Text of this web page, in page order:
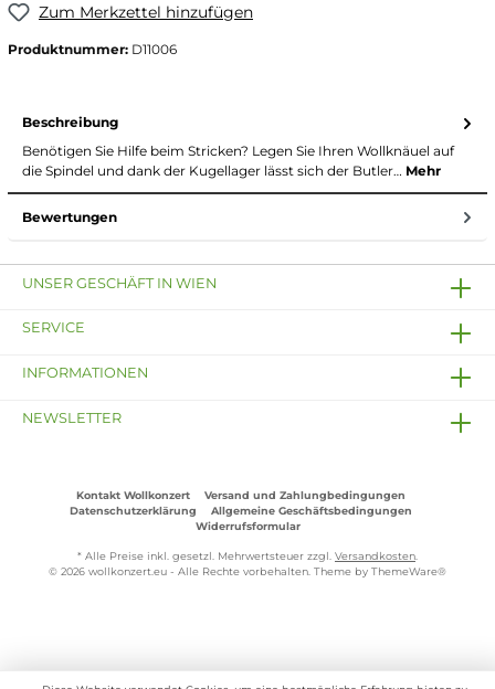
Zum Merkzettel hinzufügen
Produktnummer: D11006
Beschreibung
Benötigen Sie Hilfe beim Stricken? Legen Sie Ihren Wollknäuel auf
die Spindel und dank der Kugellager lässt sich der Butler… Mehr
Bewertungen
UNSER GESCHÄFT IN WIEN
SERVICE
INFORMATIONEN
NEWSLETTER
Kontakt Wollkonzert
Versand und Zahlungbedingungen
Datenschutzerklärung
Allgemeine Geschäftsbedingungen
Widerrufsformular
* Alle Preise inkl. gesetzl. Mehrwertsteuer zzgl. Versandkosten
© 2026 wollkonzert.eu - Alle Rechte vorbehalten. Theme by ThemeWare®